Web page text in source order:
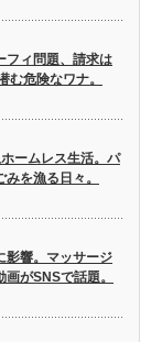
フィ問題、請求は
む危険なワナ。
ームレス生活。パ
を漁る日々。
影響。マッサージ
がSNSで話題。